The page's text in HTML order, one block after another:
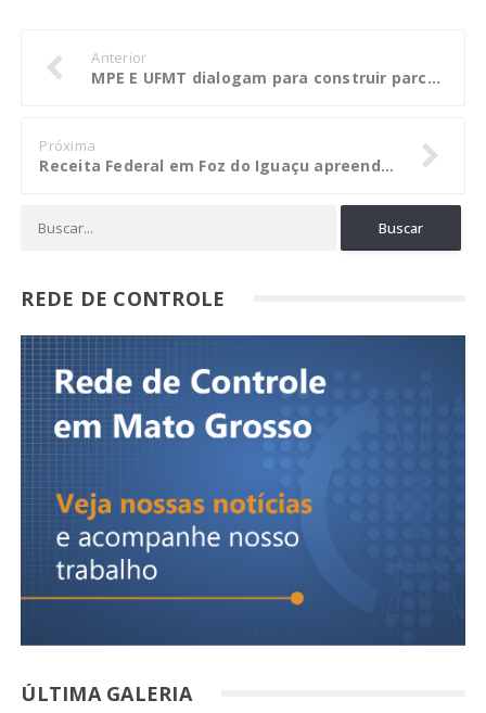
Anterior
MPE E UFMT dialogam para construir parcerias
Próxima
Receita Federal em Foz do Iguaçu apreende cinco ônibus de turismo e uma Van com mercadorias descaminhadas
REDE DE CONTROLE
ÚLTIMA GALERIA